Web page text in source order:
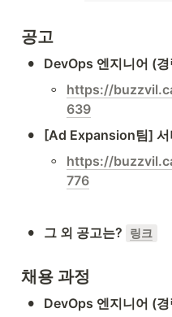
공고
• DevOps 엔지니어 (
◦
https://
639
• [Ad Expansion팀] 서
◦
https://
776
• 그 외 공고는? 링크
채용 과정
• DevOps 엔지니어 (